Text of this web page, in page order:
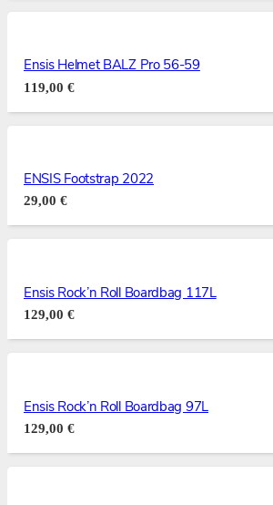
Ensis Helmet BALZ Pro 56-59
119,00 €
ENSIS Footstrap 2022
29,00 €
Ensis Rock’n Roll Boardbag 117L
129,00 €
Ensis Rock’n Roll Boardbag 97L
129,00 €